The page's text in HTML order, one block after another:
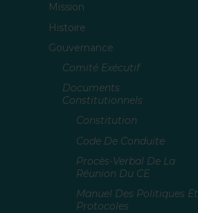
Mission
Histoire
Gouvernance
Comité Exécutif
Documents
Constitutionnels
Constitution
Code De Conduite
Procès-Verbal De La
Réunion Du CE
Manuel Des Politiques Et
Protocoles